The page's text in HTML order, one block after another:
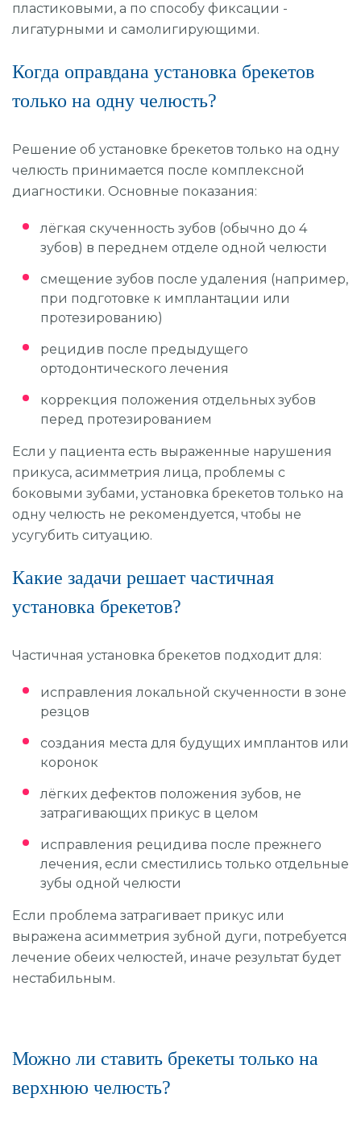
пластиковыми, а по способу фиксации -
лигатурными и самолигирующими.
Когда оправдана установка брекетов
только на одну челюсть?
Решение об установке брекетов только на одну
челюсть принимается после комплексной
диагностики. Основные показания:
лёгкая скученность зубов (обычно до 4
зубов) в переднем отделе одной челюсти
смещение зубов после удаления (например,
при подготовке к имплантации или
протезированию)
рецидив после предыдущего
ортодонтического лечения
коррекция положения отдельных зубов
перед протезированием
Если у пациента есть выраженные нарушения
прикуса, асимметрия лица, проблемы с
боковыми зубами, установка брекетов только на
одну челюсть не рекомендуется, чтобы не
усугубить ситуацию.
Какие задачи решает частичная
установка брекетов?
Частичная установка брекетов подходит для:
исправления локальной скученности в зоне
резцов
создания места для будущих имплантов или
коронок
лёгких дефектов положения зубов, не
затрагивающих прикус в целом
исправления рецидива после прежнего
лечения, если сместились только отдельные
зубы одной челюсти
Если проблема затрагивает прикус или
выражена асимметрия зубной дуги, потребуется
лечение обеих челюстей, иначе результат будет
нестабильным.
Можно ли ставить брекеты только на
верхнюю челюсть?